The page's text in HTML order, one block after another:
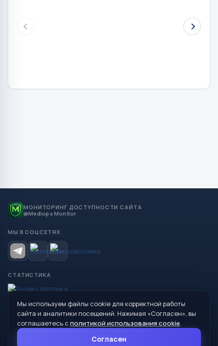
МОНИТОРИНГ ДОСТУПНОСТИ САЙТА
@Mediops Monitor
МЫ В СОЦСЕТЯХ
СТАТИСТИКА
© 2026 Управление образования Администрации МО
Сухой Лог
624800, Свердловская область, г. Сухой Лог, ул. Кирова, дом 7
Мы используем файлы cookie для корректной работы
сайта и аналитики посещений. Нажимая «Согласен», вы
соглашаетесь с политикой использования cookie.
Согласен